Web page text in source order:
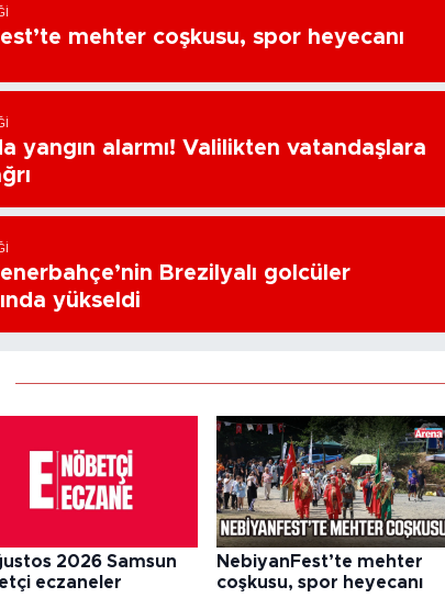
mehter coşkusu, spor heyecanı
yangın alarmı! Valilikten vatandaşlara
Brezilyalı golcüler
yükseldi
2026 Samsun
eczaneler
NebiyanFest’te mehter
coşkusu, spor heyecanı